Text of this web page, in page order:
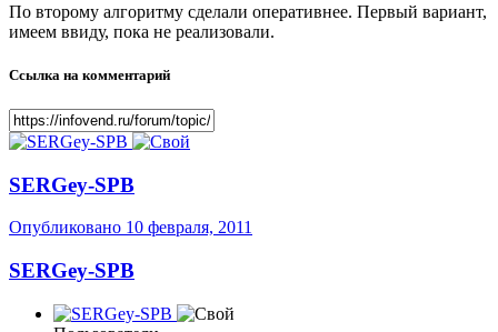
По второму алгоритму сделали оперативнее. Первый вариант,
имеем ввиду, пока не реализовали.
Ссылка на комментарий
SERGey-SPB
Опубликовано 10 февраля, 2011
SERGey-SPB